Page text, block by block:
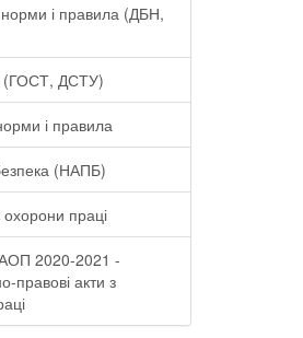
норми і правила (ДБН,
(ГОСТ, ДСТУ)
і правила
(НАПБ)
охорони праці
2020-2021 -
правові акти з